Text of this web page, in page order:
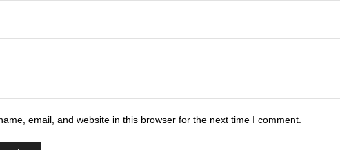
email, and website in this browser for the next time I comment.